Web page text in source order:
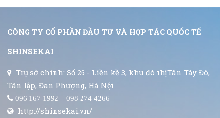
CÔNG TY CỔ PHẦN ĐẦU TƯ VÀ HỢP TÁC QUỐC TẾ
SHINSEKAI
Trụ sở chính: Số 26 - Liền kề 3, khu đô thịTân Tây Đô,
Tân lập, Đan Phượng, Hà Nội
096 167 1992 – 098 274 4266
http://shinsekai.vn/